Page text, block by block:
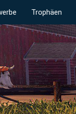
Trophäen